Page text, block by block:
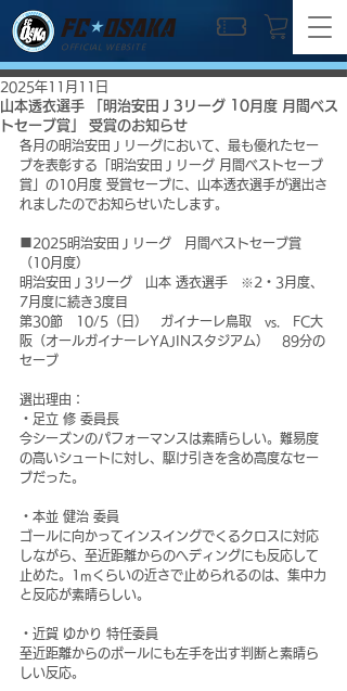
OFFICIAL WEBSITE
山本透衣選手 「明治安田Ｊ3リーグ 10月度 月間ベス
トセーブ賞」 受賞のお知らせ
2025年11月11日
各月の明治安田Ｊリーグにおいて、最も優れたセー
ブを表彰する「明治安田Ｊリーグ 月間ベストセーブ
賞」の10月度 受賞セーブに、山本透衣選手が選出さ
れましたのでお知らせいたします。
■2025明治安田Ｊリーグ　月間ベストセーブ賞
（10月度）
明治安田Ｊ3リーグ　山本 透衣選手　※2・3月度、
7月度に続き3度目
第30節　10/5（日）　ガイナーレ鳥取　vs.　FC大
阪（オールガイナーレYAJINスタジアム）　89分の
セーブ
選出理由：
・足立 修 委員長
今シーズンのパフォーマンスは素晴らしい。難易度
の高いシュートに対し、駆け引きを含め高度なセー
ブだった。
・本並 健治 委員
ゴールに向かってインスイングでくるクロスに対応
しながら、至近距離からのヘディングにも反応して
止めた。1mくらいの近さで止められるのは、集中力
と反応が素晴らしい。
・近賀 ゆかり 特任委員
至近距離からのボールにも左手を出す判断と素晴ら
しい反応。